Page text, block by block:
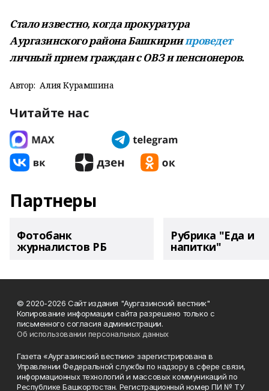
Стало известно, когда прокуратура
Аургазинского района Башкириипроведет
личный прием граждан с ОВЗ и пенсионеров.
Автор: Алия Курамшина
Читайте нас
Партнеры
Фотобанк
журналистов РБ
Рубрика "Еда и
напитки"
© 2020-2026 Сайт издания "Аургазинский вестник"
Копирование информации сайта разрешено только с
письменного согласия администрации.
Об использовании персональных данных
Газета «Аургазинский вестник» зарегистрирована в
Управлении Федеральной службы по надзору в сфере связи,
информационных технологий и массовых коммуникаций по
Республике Башкортостан. Регистрационный номер ПИ № ТУ